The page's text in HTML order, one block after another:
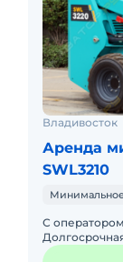
Владивосток
Аренда
SWL3210
Минимальное
С
свободна.